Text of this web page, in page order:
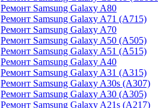
Ремонт Samsung Galaxy A80
Ремонт Samsung Galaxy A71 (A715)
Ремонт Samsung Galaxy A70
Ремонт Samsung Galaxy A50 (A505)
Ремонт Samsung Galaxy A51 (A515)
Ремонт Samsung Galaxy A40
Ремонт Samsung Galaxy A31 (A315)
Ремонт Samsung Galaxy A30s (A307)
Ремонт Samsung Galaxy A30 (A305)
Ремонт Samsung Galaxy A21s (A217)